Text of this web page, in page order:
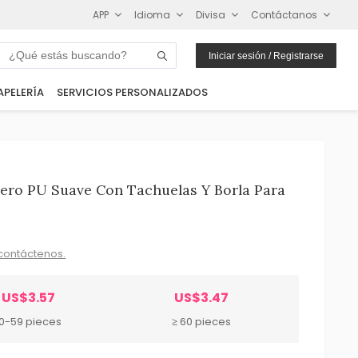
APP Idioma Divisa Contáctanos
Iniciar sesión / Registrarse
SERVICIOS PERSONALIZADOS
PU Suave Con Tachuelas Y Borla Para
US$3.57
59 pieces
US$3.47
≥ 60 pieces